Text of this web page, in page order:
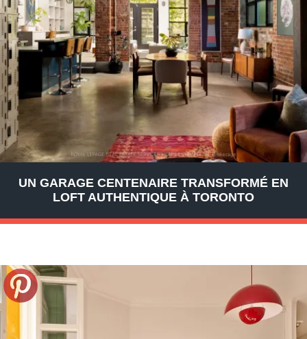
UN GARAGE CENTENAIRE TRANSFORMÉ EN
LOFT AUTHENTIQUE À TORONTO